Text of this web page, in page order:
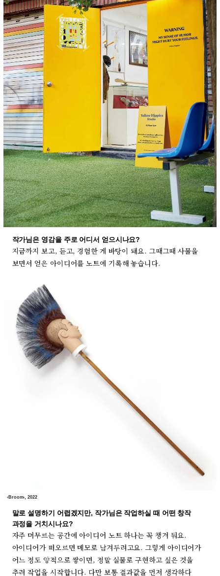
작가님은 영감을 주로 어디서 얻으시나요?
지금까지 보고, 듣고, 경험한 게 바탕이 돼요. 그때그때 사물을
보면서 얻은 아이디어를 노트에 기록해 놓습니다.
‹Broom›, 2022
말로 설명하기 어렵겠지만, 작가님은 작업하실 때 어떤 창작
과정을 거치시나요?
자주 머무르는 공간에 아이디어 노트 하나는 꼭 챙겨 둬요.
아이디어가 떠오르면 메모로 남겨두려고요. 그렇게 아이디어가
어느 정도 양적으로 쌓이면, 정말 실물로 구현하고 싶은 것을
추려 작업을 시작합니다. 다만 보통 결과값을 먼저 생각하다